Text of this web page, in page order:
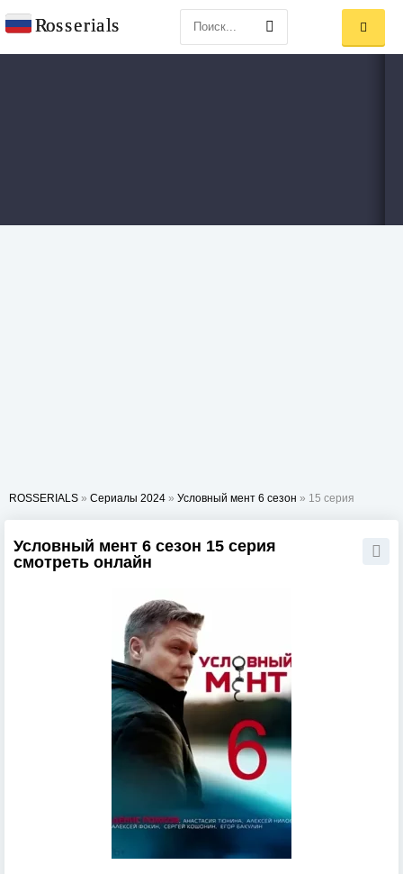
ROSSERIALS » Сериалы 2024 » Условный мент 6 сезон » 15 серия
Условный мент 6 сезон 15 серия
смотреть онлайн